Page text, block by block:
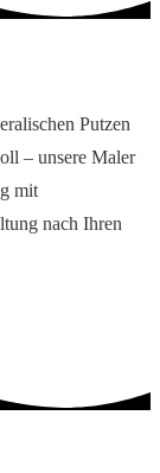
Putzen
– unsere Maler
mit
nach Ihren